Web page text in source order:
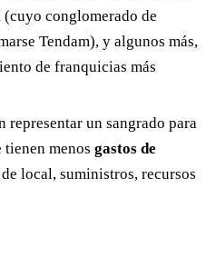
(cuyo conglomerado de
Tendam), y algunos más,
de franquicias más
representar un sangrado para
menos gastos de
local, suministros, recursos